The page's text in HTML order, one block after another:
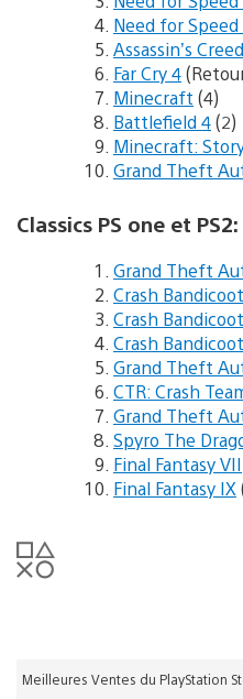
Need for
Assassin’s
Far Cry 4
Minecraft (4)
Battlefield 4(2)
Minecraft:
Grand Theft
Classics PS one et PS2:
Grand Theft
Crash Bandicoot
Crash
Crash
Grand Theft
CTR: Crash
Grand Theft
Spyro The
Final Fantasy VII
Final Fantasy IX
Meilleures Ventes du PlayStation